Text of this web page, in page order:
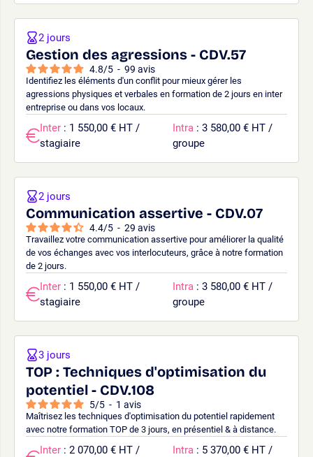
Gestion des agressions - CDV.57
4.8/5 - 99 avis
Identifiez les éléments d'un conflit pour mieux gérer les
agressions physiques et verbales en formation de 2 jours en inter
entreprise ou dans vos locaux.
2 jours
Inter : 1 550,00 € HT /
stagiaire
Intra : 3 580,00 € HT /
groupe
Communication assertive - CDV.07
4.4/5 - 29 avis
Travaillez votre communication assertive pour améliorer la qualité
de vos échanges avec vos interlocuteurs, grâce à notre formation
de 2 jours.
2 jours
Inter : 1 550,00 € HT /
stagiaire
Intra : 3 580,00 € HT /
groupe
TOP : Techniques d'optimisation du
potentiel - CDV.108
5/5 - 1 avis
Maîtrisez les techniques d'optimisation du potentiel rapidement
avec notre formation TOP de 3 jours, en présentiel & à distance.
3 jours
Inter : 2 070,00 € HT /
Intra : 5 370,00 € HT /